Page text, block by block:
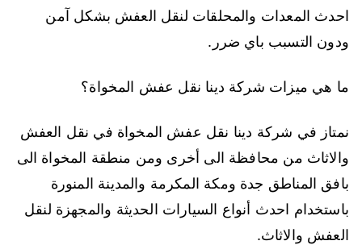
احدث المعدات والمحلقات لنقل العفش بشكل آمن
ودون التسبب باي ضرر.
ما هي ميزات شركة دينا نقل عفش المخواة؟
نمتاز في شركة دينا نقل عفش المخواة في نقل العفش
والاثاث من محافظة الى أخرى ومن منطقة المخواة الى
بافق المناطق جدة ومكة المكرمة والمدينة المنورة
باستخدام احدث أنواع السيارات الحديثة والمجهزة لنقل
العفش والاثاث.